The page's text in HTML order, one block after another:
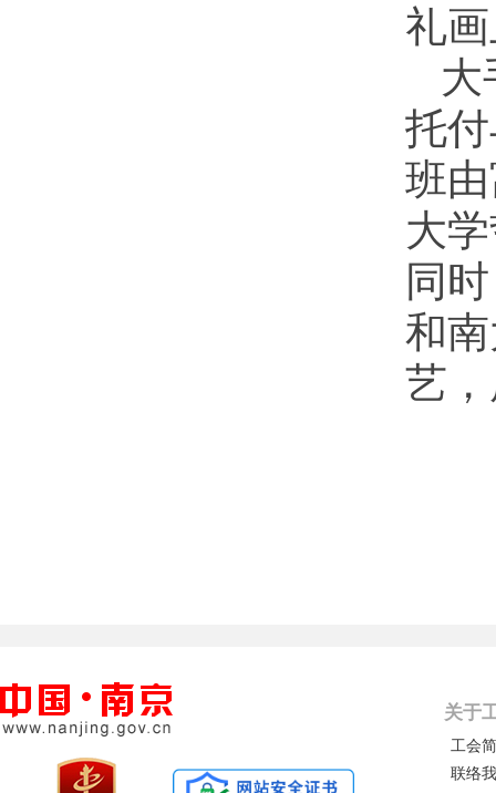
礼
大
托
班
大
同
和
艺
关于
工会
联络